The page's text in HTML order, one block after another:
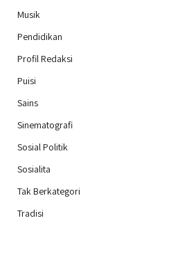
Musik
Pendidikan
Profil Redaksi
Puisi
Sains
Sinematografi
Sosial Politik
Sosialita
Tak Berkategori
Tradisi